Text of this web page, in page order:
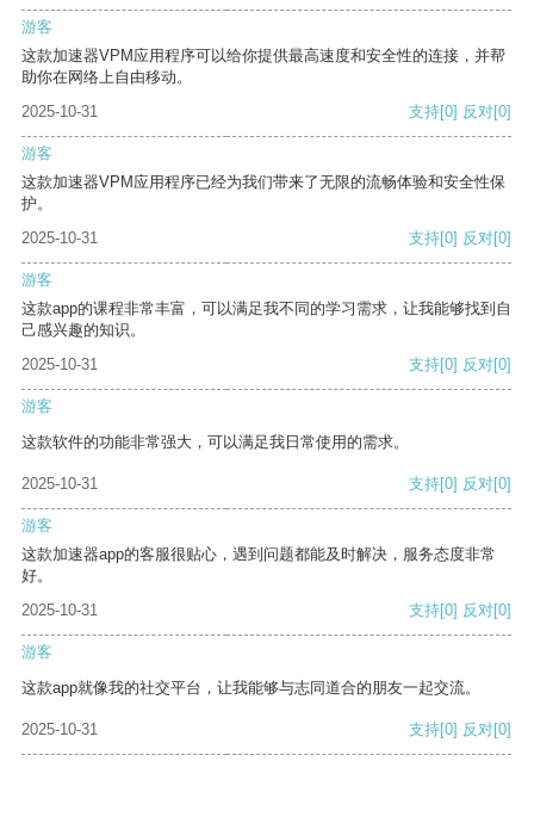
游客
这款加速器VPM应用程序可以给你提供最高速度和安全性的连接，并帮
助你在网络上自由移动。
2025-10-31
支持[0] 反对[0]
游客
这款加速器VPM应用程序已经为我们带来了无限的流畅体验和安全性保
护。
2025-10-31
支持[0] 反对[0]
游客
这款app的课程非常丰富，可以满足我不同的学习需求，让我能够找到自
己感兴趣的知识。
2025-10-31
支持[0] 反对[0]
游客
这款软件的功能非常强大，可以满足我日常使用的需求。
2025-10-31 支持[0] 反对[0]
游客
这款加速器app的客服很贴心，遇到问题都能及时解决，服务态度非常
好。
2025-10-31
支持[0] 反对[0]
游客
这款app就像我的社交平台，让我能够与志同道合的朋友一起交流。
2025-10-31 支持[0] 反对[0]